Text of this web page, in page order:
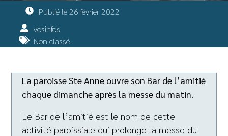
Publié le26 février 2022
vosinfos
Non classé
La paroisse Ste Anne ouvre son Bar de l’amitié
chaque dimanche après la messe du matin.
Le Bar de l’amitié est le nom de cette
activité paroissiale qui prolonge la messe du